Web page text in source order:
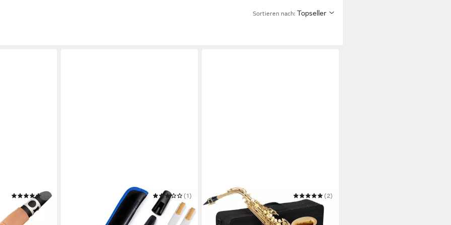
Sortieren nach: Topseller
Blätter
(2)
CLASSIC CANTABILE
Saxophon X-20 Taschensaxophon -
Clarineau in C-Stimmung
(1)
CLASSIC CANTABILE
Saxophon - Alt Saxophon
(2)
329,00 €